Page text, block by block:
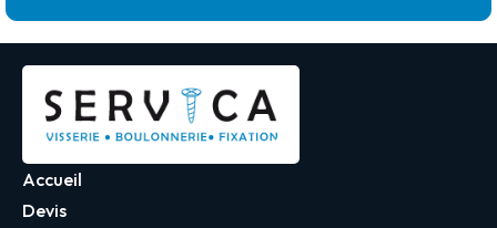
Accueil
Devis